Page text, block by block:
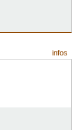
infos